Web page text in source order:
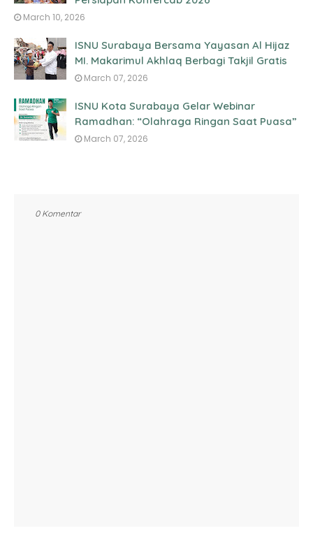
March 10, 2026
ISNU Surabaya Bersama Yayasan Al Hijaz
MI. Makarimul Akhlaq Berbagi Takjil Gratis
March 07, 2026
ISNU Kota Surabaya Gelar Webinar
Ramadhan: “Olahraga Ringan Saat Puasa”
March 07, 2026
0 Komentar